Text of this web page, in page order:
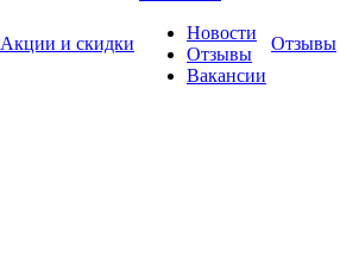
Акции и скидки
Новости
Отзывы
Вакансии
Отзывы